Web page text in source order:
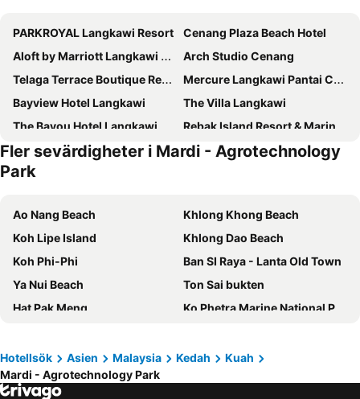
PARKROYAL Langkawi Resort
Cenang Plaza Beach Hotel
Aloft by Marriott Langkawi Pantai Tengah
Arch Studio Cenang
Telaga Terrace Boutique Resort
Mercure Langkawi Pantai Cenang
Bayview Hotel Langkawi
The Villa Langkawi
The Bayou Hotel Langkawi
Rebak Island Resort & Marina, Langkawi
Bon Ton Antique Wooden Villas
Nadias Hotel Cenang Langkawi
Langkapuri Resort Langkawi
Tropical Resort Langkawi
A Coral Reefs Resort Langkawi
Ramada by Wyndham Langkawi Marina
Collection O Langkawi Near Pantai Cenang formerly Tokman Inn
Myvilla Langkawi Hotel
Royal Agate Beach Resort
Landcons Hotel
D'Lima Beach Inn
The Coconut Beach Villa Langkawi
Adya Hotel Langkawi
Oyo 91119 Hotel D’lima Inn Langkawi
De Greenish Village Langkawi
Lot 33 Boutique Hotel
Corrie Chalet Pantai Cenang Langkawi
Fler sevärdigheter i Mardi - Agrotechnology
Park
Ao Nang Beach
Khlong Khong Beach
Koh Lipe Island
Khlong Dao Beach
Koh Phi-Phi
Ban SI Raya - Lanta Old Town
Ya Nui Beach
Ton Sai bukten
Hat Pak Meng
Ko Phetra Marine National Park
Atlantis Diving
Langkawi Parade MegaMall
Underwater World Langkawi
Hotellsök Asien Malaysia Kedah
Kuah
Mardi - Agrotechnology Park